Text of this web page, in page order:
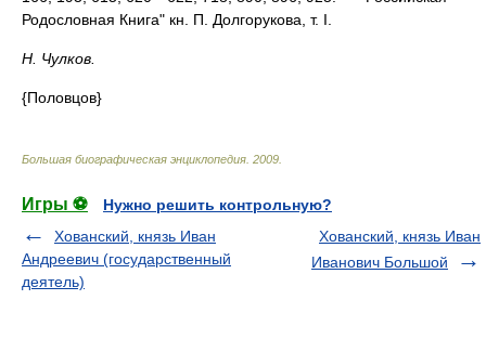
Родословная Книга" кн. П. Долгорукова, т. I.
Н. Чулков.
{Половцов}
Большая биографическая энциклопедия 2009
Игры ⚽
Нужно решить контрольную?
Хованский, князь Иван
Андреевич (государственный
деятель)
Хованский, князь Иван
Иванович Большой